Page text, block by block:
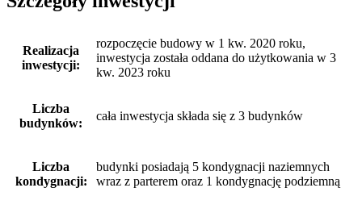
Realizacja
inwestycji:
rozpoczęcie budowy w 1 kw. 2020 roku,
inwestycja została oddana do użytkowania w 3
kw. 2023 roku
Liczba
budynków:
cała inwestycja składa się z 3 budynków
Liczba
kondygnacji:
budynki posiadają 5 kondygnacji naziemnych
wraz z parterem oraz 1 kondygnację podziemną